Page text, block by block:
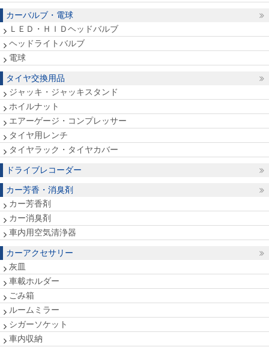
カーバルブ・電球
ＬＥＤ・ＨＩＤヘッドバルブ
ヘッドライトバルブ
電球
タイヤ交換用品
ジャッキ・ジャッキスタンド
ホイルナット
エアーゲージ・コンプレッサー
タイヤ用レンチ
タイヤラック・タイヤカバー
ドライブレコーダー
カー芳香・消臭剤
カー芳香剤
カー消臭剤
車内用空気清浄器
カーアクセサリー
灰皿
車載ホルダー
ごみ箱
ルームミラー
シガーソケット
車内収納